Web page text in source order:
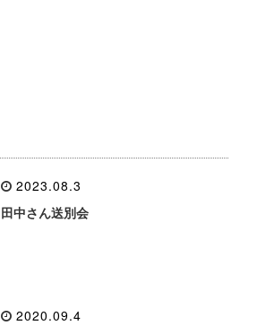
2023.08.3
田中さん送別会
2020.09.4